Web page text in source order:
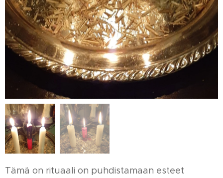
Tämä on rituaali on puhdistamaan esteet